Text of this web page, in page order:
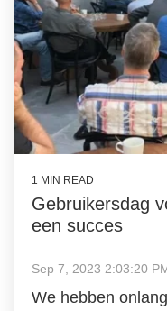
1 MIN READ
Gebruikersdag
een succes
Sep 7, 2023 2:03:20
We hebben